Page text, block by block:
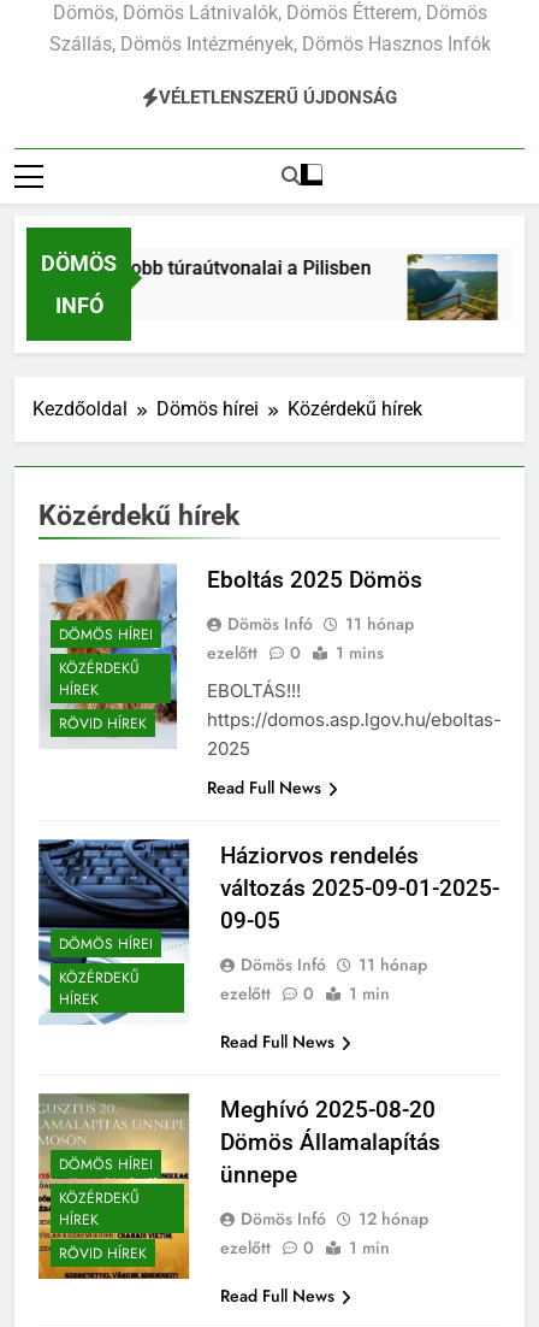
Dömös, Dömös Látnivalók, Dömös Étterem, Dömös
Szállás, Dömös Intézmények, Dömös Hasznos Infók
VÉLETLENSZERŰ ÚJDONSÁG
DÖMÖS
INFÓ
legjobb túraútvonalai a Pilisben
1 Hét
Kezdőoldal Dömös hírei Közérdekű hírek
Közérdekű hírek
DÖMÖS HÍREI
KÖZÉRDEKŰ
HÍREK
RÖVID HÍREK
Eboltás 2025 Dömös
Dömös Infó
11 hónap
ezelőtt
0 1 mins
EBOLTÁS!!!
https://domos.asp.lgov.hu/eboltas-
2025
Read Full News
DÖMÖS HÍREI
KÖZÉRDEKŰ
HÍREK
Háziorvos rendelés
változás 2025-09-01-2025-
09-05
Dömös Infó
11 hónap
ezelőtt
0
1 min
Read Full News
DÖMÖS HÍREI
KÖZÉRDEKŰ
HÍREK
RÖVID HÍREK
Meghívó 2025-08-20
Dömös Államalapítás
ünnepe
Dömös Infó
12 hónap
ezelőtt
0
1 min
Read Full News